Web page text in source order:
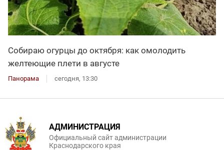
Собираю огурцы до октября: как омолодить
желтеющие плети в августе
Панорама сегодня, 13:30
АДМИНИСТРАЦИЯ
Официальный сайт администрации
Краснодарского края